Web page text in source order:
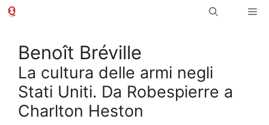
Vai
Benoît Bréville
La cultura delle armi negli
Stati Uniti. Da Robespierre a
Charlton Heston